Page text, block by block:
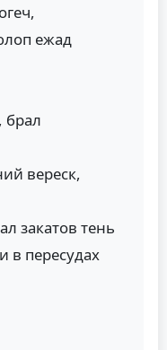
ежад
брал
вереск,
закатов тень
пересудах